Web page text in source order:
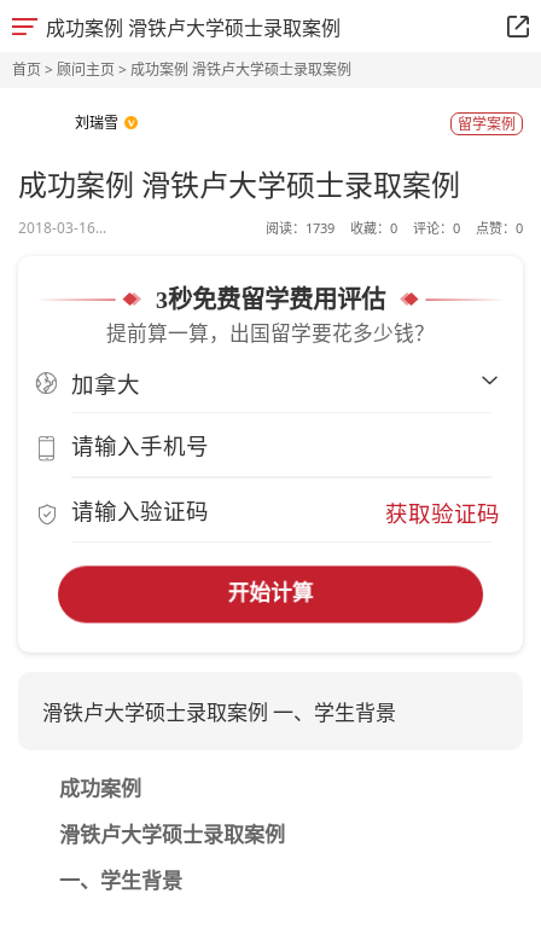
成功案例 滑铁卢大学硕士录取案例
首页> 顾问主页> 成功案例 滑铁卢大学硕士录取案例
刘瑞雪 留学案例
成功案例 滑铁卢大学硕士录取案例
2018-03-16... 阅读： 1739 收藏： 0 评论： 0 点赞： 0
3秒免费留学费用评估
提前算一算，出国留学要花多少钱？
获取验证码
开始计算
滑铁卢大学硕士录取案例 一、学生背景
成功案例
滑铁卢大学硕士录取案例
一、学生背景